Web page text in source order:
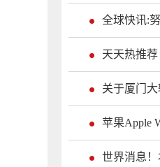
全球快讯:
天天热推
关于厦门
苹果Apple
世界消息